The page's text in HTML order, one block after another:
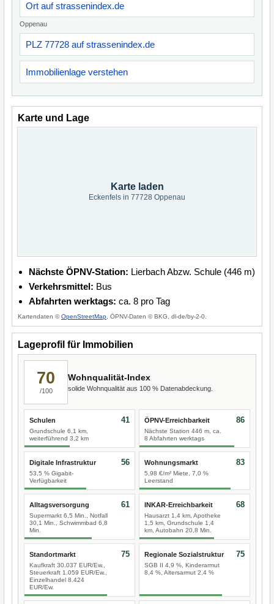
Ort auf strassenindex.de
Oppenau
PLZ 77728 auf strassenindex.de
Immobilienlage verstehen
Karte und Lage
Karte laden
Eckenfels in 77728 Oppenau
Nächste ÖPNV-Station: Lierbach Abzw. Schule (446 m)
Verkehrsmittel: Bus
Abfahrten werktags: ca. 8 pro Tag
Kartendaten ©OpenStreetMap , ÖPNV-Daten © BKG, dl-de/by-2-0.
Lageprofil für Immobilien
70
/100
Wohnqualität-Index
solide Wohnqualität aus 100 % Datenabdeckung.
Schulen
Grundschule 6,1 km,
weiterführend 3,2 km
41 ÖPNV-Erreichbarkeit
Nächste Station 446 m, ca.
8 Abfahrten werktags
86
Digitale Infrastruktur
53,5 % Gigabit-
Verfügbarkeit
56 Wohnungsmarkt
5,98 €/m² Miete, 7,0 %
Leerstand
83
Alltagsversorgung
Supermarkt 6,5 Min., Notfall
30,1 Min., Schwimmbad 6,8
Min.
61 INKAR-Erreichbarkeit
Hausarzt 1,4 km, Apotheke
1,5 km, Grundschule 1,4
km, Autobahn 20,8 Min.
68
Standortmarkt
Kaufkraft 30.037 EUR/Ew.,
Steuerkraft 1.059 EUR/Ew.,
Einzelhandel 8.424
EUR/Ew.
75 Regionale Sozialstruktur
SGB II 4,9 %, Kinderarmut
8,4 %, Altersarmut 2,4 %
75